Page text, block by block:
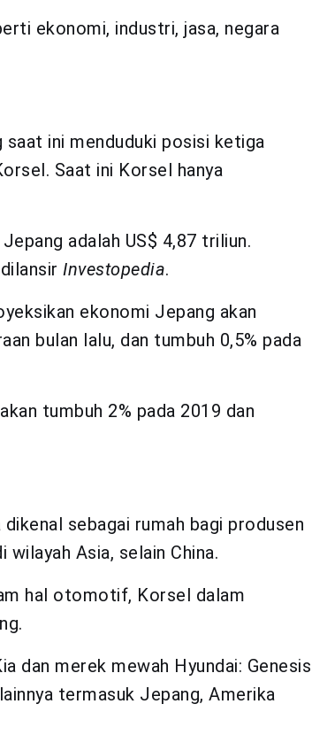
ekonomi, industri, jasa, negara
saat ini menduduki posisi ketiga
Saat ini Korsel hanya
adalah US$ 4,87 triliun.
Investopedia.
ekonomi Jepang akan
bulan lalu, dan tumbuh 0,5% pada
tumbuh 2% pada 2019 dan
sebagai rumah bagi produsen
Asia, selain China.
hal otomotif, Korsel dalam
dan merek mewah Hyundai: Genesis
termasuk Jepang, Amerika